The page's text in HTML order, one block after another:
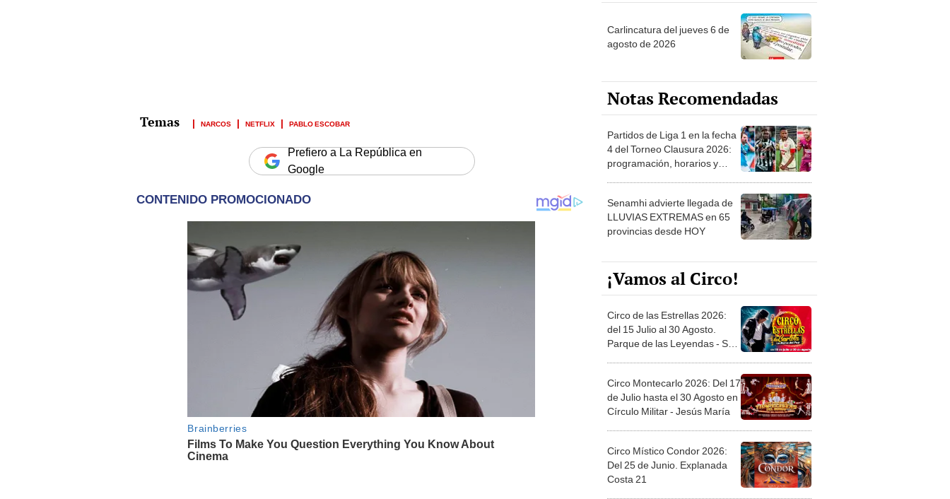
NARCOS NETFLIX PABLO ESCOBAR
Prefiero a La República en
Google
Carlincatura del jueves 6 de
agosto de 2026
Notas Recomendadas
Partidos de Liga 1 en la fecha
4 del Torneo Clausura 2026:
programación, horarios y
Senamhi advierte llegada de
LLUVIAS EXTREMAS en 65
provincias desde HOY
¡Vamos al Circo!
Circo de las Estrellas 2026:
del 15 Julio al 30 Agosto.
Parque de las Leyendas - San
Circo Montecarlo 2026: Del 17
de Julio hasta el 30 Agosto en
Círculo Militar - Jesús María
Circo Místico Condor 2026:
Del 25 de Junio. Explanada
Costa 21